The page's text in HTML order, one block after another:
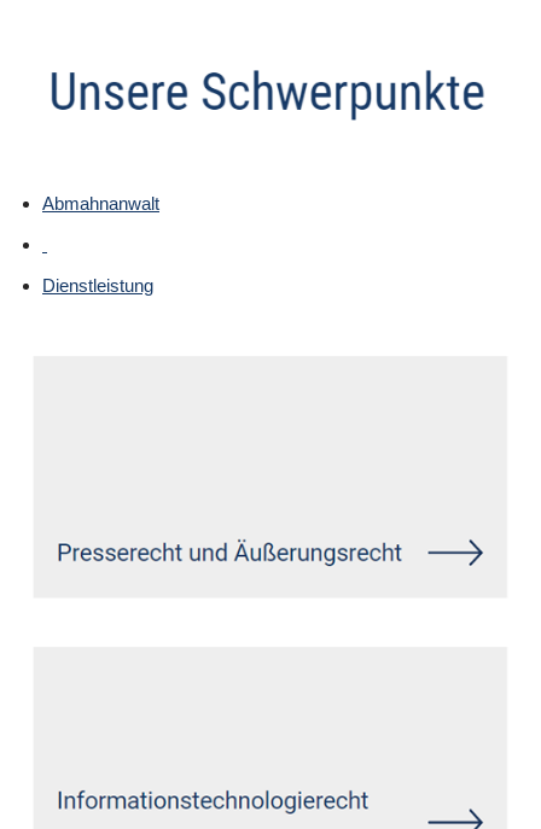
Abmahnanwalt
Dienstleistung